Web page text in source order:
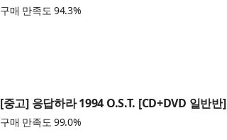
구매 만족도 94.3%
[중고] 응답하라 1994 O.S.T. [CD+DVD 일반반]
구매 만족도 99.0%